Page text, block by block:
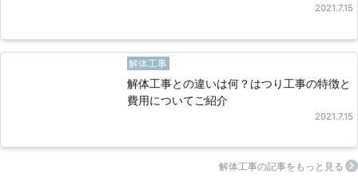
2021.7.15
解体工事
解体工事との違いは何？はつり工事の特徴と
費用についてご紹介
2021.7.15
解体工事の記事をもっと見る